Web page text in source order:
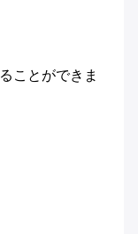
ことができま